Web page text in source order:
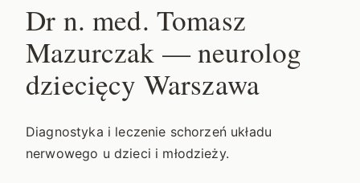
Dr n. med. Tomasz
Mazurczak — neurolog
dziecięcy Warszawa
Diagnostyka i leczenie schorzeń układu
nerwowego u dzieci i młodzieży.